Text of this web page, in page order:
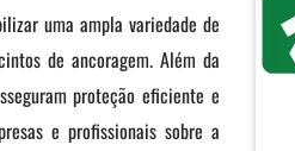
uma ampla variedade de
de ancoragem. Além da
proteção eficiente e
e profissionais sobre a